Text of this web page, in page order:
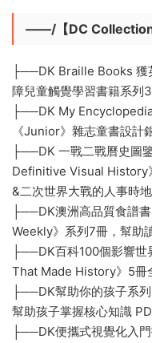
——/【DC
├──DK Braille Books 獲
障兒童觸覺學習書籍系列
├──DK My
《Junior》雜志童書設計
├──DK 一戰二戰曆史圖
Definitive Visual History
&二次世界大戰的人事時
├──DK澳洲高品質食譜
Weekly》系列7冊，幫助
├──DK百科100個影響
That Made History》5冊
├──DK幫助你的孩子系
幫助孩子掌握核心知識
├──DK便攜式視覺化入